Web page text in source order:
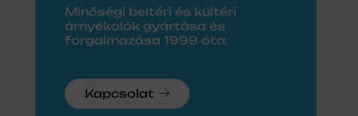
Minőségi beltéri és kültéri
árnyékolók gyártása és
forgalmazása 1999 óta.
Kapcsolat